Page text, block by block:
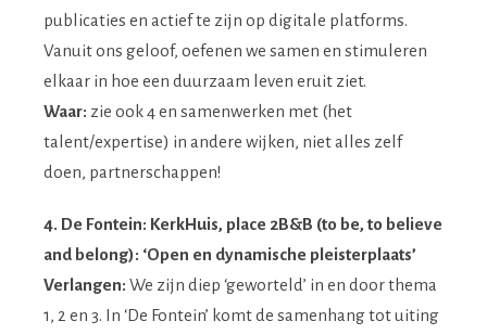
publicaties en actief te zijn op digitale platforms.
Vanuit ons geloof, oefenen we samen en stimuleren
elkaar in hoe een duurzaam leven eruit ziet.
Waar: zie ook 4 en samenwerken met (het
talent/expertise) in andere wijken, niet alles zelf
doen, partnerschappen!
4. De Fontein: KerkHuis, place 2B&B (to be, to believe
and belong): ‘Open en dynamische pleisterplaats’
Verlangen: We zijn diep ‘geworteld’ in en door thema
1, 2 en 3. In ‘De Fontein’ komt de samenhang tot uiting